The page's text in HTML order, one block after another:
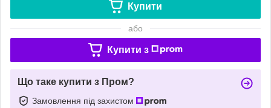
Купити
або
Купити з
Що таке купити з Пром?
Замовлення під захистом